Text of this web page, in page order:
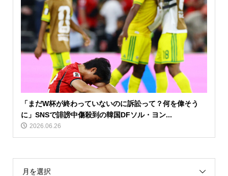
「まだW杯が終わっていないのに訴訟って？何を偉そう
に」SNSで誹謗中傷殺到の韓国DFソル・ヨン...
2026.06.26
月を選択